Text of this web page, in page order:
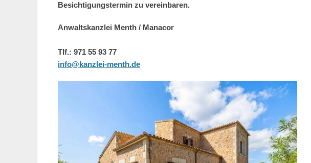
Besichtigungstermin zu vereinbaren.
Anwaltskanzlei Menth / Manacor
Tlf.: 971 55 93 77
info@kanzlei-menth.de